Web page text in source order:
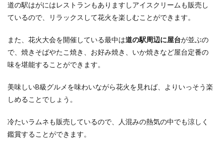
道の駅はがにはレストランもありますしアイスクリームも販売し
ているので、リラックスして花火を楽しむことができます。
また、花火大会を開催している最中は道の駅周辺に屋台が並ぶの
で、焼きそばやたこ焼き、お好み焼き、いか焼きなど屋台定番の
味を堪能することができます。
美味しいB級グルメを味わいながら花火を見れば、よりいっそう楽
しめることでしょう。
冷たいラムネも販売しているので、人混みの熱気の中でも涼しく
鑑賞することができます。